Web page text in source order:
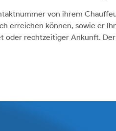
von ihrem
erreichen können, sowie er
oder rechtzeitiger Ankunft.